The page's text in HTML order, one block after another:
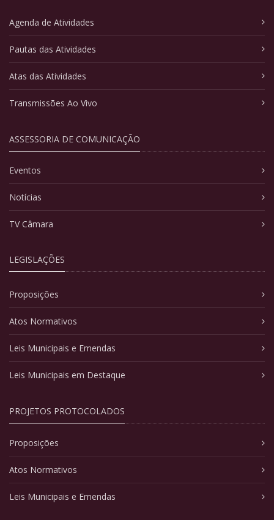
Agenda de Atividades
Pautas das Atividades
Atas das Atividades
Transmissões Ao Vivo
ASSESSORIA DE COMUNICAÇÃO
Eventos
Notícias
TV Câmara
LEGISLAÇÕES
Proposições
Atos Normativos
Leis Municipais e Emendas
Leis Municipais em Destaque
PROJETOS PROTOCOLADOS
Proposições
Atos Normativos
Leis Municipais e Emendas